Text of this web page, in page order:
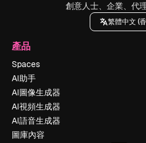
創意人士、企業、代
繁體中文 (
產品
Spaces
AI助手
AI圖像生成器
AI視頻生成器
AI語音生成器
圖庫內容